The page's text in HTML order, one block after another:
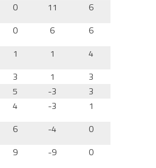
0 11
6
0 6
6
1 1
4
3 1
3
5 -3
3
4 -3
1
6 -4
0
9 -9 0